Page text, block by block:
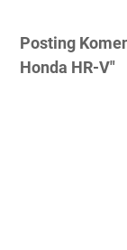
Posting
Honda HR-V"